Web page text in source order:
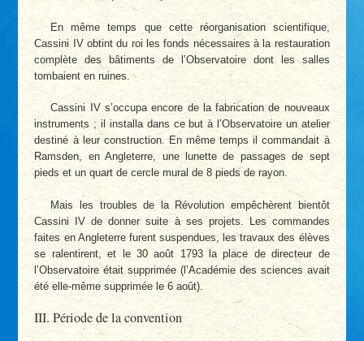
En même temps que cette réorganisation scientifique,
Cassini IV obtint du roi les fonds nécessaires à la restauration
complète des bâtiments de l’Observatoire dont les salles
tombaient en ruines.
Cassini IV s’occupa encore de la fabrication de nouveaux
instruments ; il installa dans ce but à l’Observatoire un atelier
destiné à leur construction. En même temps il commandait à
Ramsden, en Angleterre, une lunette de passages de sept
pieds et un quart de cercle mural de 8 pieds de rayon.
Mais les troubles de la Révolution empêchèrent bientôt
Cassini IV de donner suite à ses projets. Les commandes
faites en Angleterre furent suspendues, les travaux des élèves
se ralentirent, et le 30 août 1793 la place de directeur de
l’Observatoire était supprimée (l’Académie des sciences avait
été elle-même supprimée le 6 août).
III. Période de la convention